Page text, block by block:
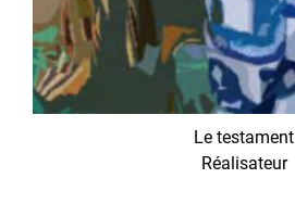
Le testament
Réalisateur